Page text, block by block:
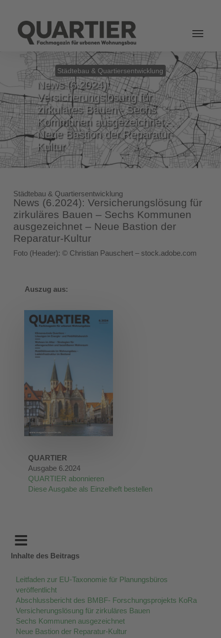
Städtebau & Quartiersentwicklung
News (6.2024):
Versicherungslösung für
zirkuläres Bauen - Sechs
Kommunen ausgezeichnet -
Neue Bastion der Reparatur-
Kultur
Städtebau & Quartiersentwicklung
News (6.2024): Versicherungslösung für
zirkuläres Bauen – Sechs Kommunen
ausgezeichnet – Neue Bastion der
Reparatur-Kultur
Foto (Header): © Christian Pauschert – stock.adobe.com
Auszug aus:
QUARTIER
Ausgabe 6.2024
QUARTIER abonnieren
Diese Ausgabe als Einzelheft bestellen
Inhalte des Beitrags
Leitfaden zur EU-Taxonomie für Planungsbüros
veröffentlicht
Abschlussbericht des BMBF- Forschungsprojekts KoRa
Versicherungslösung für zirkuläres Bauen
Sechs Kommunen ausgezeichnet
Neue Bastion der Reparatur-Kultur